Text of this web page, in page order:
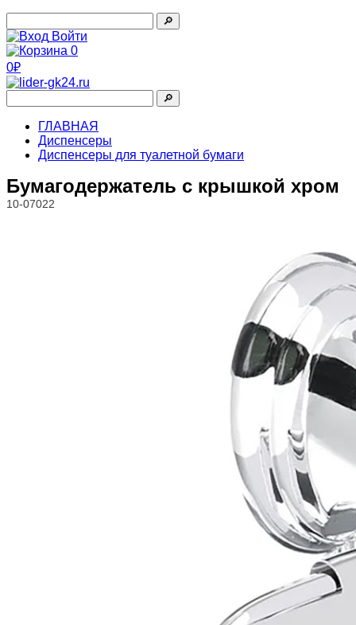
🔎︎
Войти
0
0₽
🔎︎
ГЛАВНАЯ
Диспенсеры
Диспенсеры для туалетной бумаги
Бумагодержатель с крышкой хром
10-07022